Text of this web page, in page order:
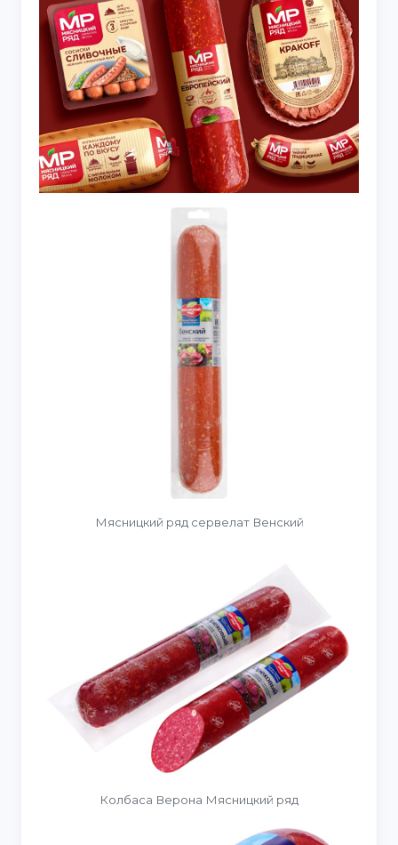
Мясницкий ряд сервелат Венский
Колбаса Верона Мясницкий ряд